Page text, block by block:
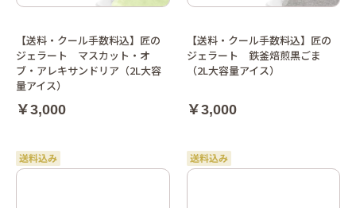
【送料・クール手数料込】匠の
ジェラート マスカット・オ
ブ・アレキサンドリア（2L大容
量アイス）
￥3,000
【送料・クール手数料込】匠の
ジェラート 鉄釜焙煎黒ごま
（2L大容量アイス）
￥3,000